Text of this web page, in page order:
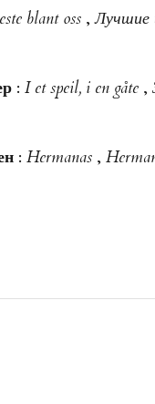
blant oss ,Лучшие
: I et speil, i en gåte ,
: Hermanas ,